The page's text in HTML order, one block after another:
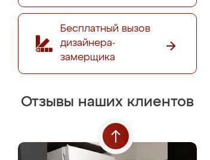
Бесплатный вызов
дизайнера-
замерщика
Отзывы наших клиентов